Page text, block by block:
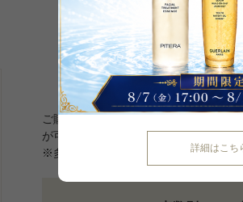
詳細はこち
カテ
ご購入商品の口コミを投稿いただくと
が可能です。
※多重投稿や対象外の商品については